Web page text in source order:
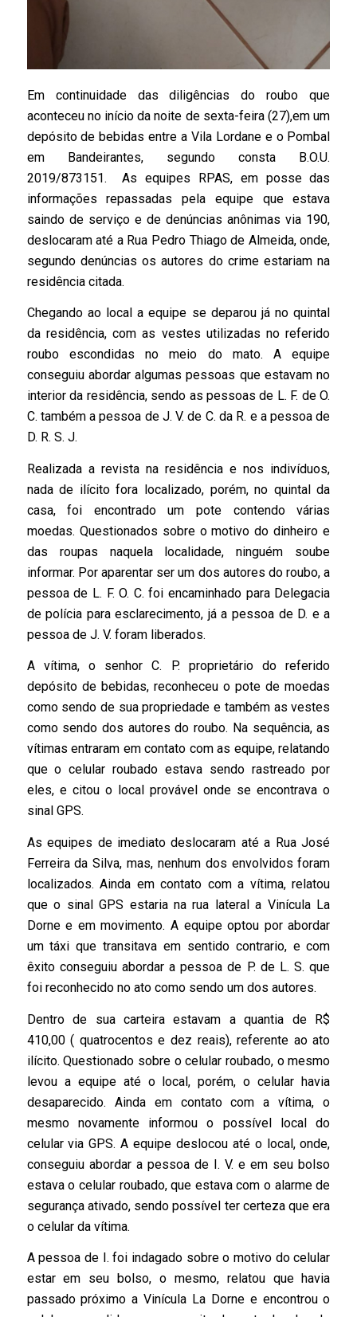
Em continuidade das diligências do roubo que
aconteceu no início da noite de sexta-feira (27),em um
depósito de bebidas entre a Vila Lordane e o Pombal
em Bandeirantes, segundo consta B.O.U.
2019/873151. As equipes RPAS, em posse das
informações repassadas pela equipe que estava
saindo de serviço e de denúncias anônimas via 190,
deslocaram até a Rua Pedro Thiago de Almeida, onde,
segundo denúncias os autores do crime estariam na
residência citada.
Chegando ao local a equipe se deparou já no quintal
da residência, com as vestes utilizadas no referido
roubo escondidas no meio do mato. A equipe
conseguiu abordar algumas pessoas que estavam no
interior da residência, sendo as pessoas de L. F. de O.
C. também a pessoa de J. V. de C. da R. e a pessoa de
D. R. S. J.
Realizada a revista na residência e nos indivíduos,
nada de ilícito fora localizado, porém, no quintal da
casa, foi encontrado um pote contendo várias
moedas. Questionados sobre o motivo do dinheiro e
das roupas naquela localidade, ninguém soube
informar. Por aparentar ser um dos autores do roubo, a
pessoa de L. F. O. C. foi encaminhado para Delegacia
de polícia para esclarecimento, já a pessoa de D. e a
pessoa de J. V. foram liberados.
A vítima, o senhor C. P. proprietário do referido
depósito de bebidas, reconheceu o pote de moedas
como sendo de sua propriedade e também as vestes
como sendo dos autores do roubo. Na sequência, as
vítimas entraram em contato com as equipe, relatando
que o celular roubado estava sendo rastreado por
eles, e citou o local provável onde se encontrava o
sinal GPS.
As equipes de imediato deslocaram até a Rua José
Ferreira da Silva, mas, nenhum dos envolvidos foram
localizados. Ainda em contato com a vítima, relatou
que o sinal GPS estaria na rua lateral a Vinícula La
Dorne e em movimento. A equipe optou por abordar
um táxi que transitava em sentido contrario, e com
êxito conseguiu abordar a pessoa de P. de L. S. que
foi reconhecido no ato como sendo um dos autores.
Dentro de sua carteira estavam a quantia de R$
410,00 ( quatrocentos e dez reais), referente ao ato
ilícito. Questionado sobre o celular roubado, o mesmo
levou a equipe até o local, porém, o celular havia
desaparecido. Ainda em contato com a vítima, o
mesmo novamente informou o possível local do
celular via GPS. A equipe deslocou até o local, onde,
conseguiu abordar a pessoa de I. V. e em seu bolso
estava o celular roubado, que estava com o alarme de
segurança ativado, sendo possível ter certeza que era
o celular da vítima.
A pessoa de I. foi indagado sobre o motivo do celular
estar em seu bolso, o mesmo, relatou que havia
passado próximo a Vinícula La Dorne e encontrou o